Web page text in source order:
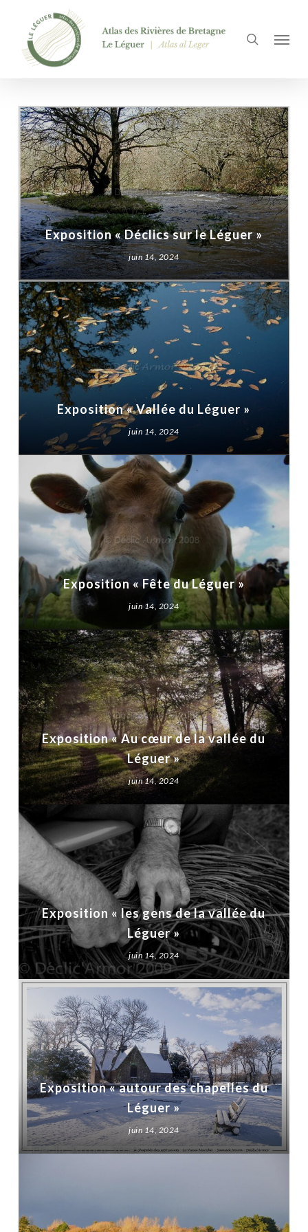
contenu
principal
Menu
Exposition « Déclics sur le Léguer »
juin 14, 2024
Exposition « Vallée du Léguer »
juin 14, 2024
Exposition « Fête du Léguer »
juin 14, 2024
Exposition « Au cœur de la vallée du
Léguer »
juin 14, 2024
Exposition « les gens de la vallée du
Léguer »
juin 14, 2024
Exposition « autour des chapelles du
Léguer »
juin 14, 2024
Panneau de gestion des cookies